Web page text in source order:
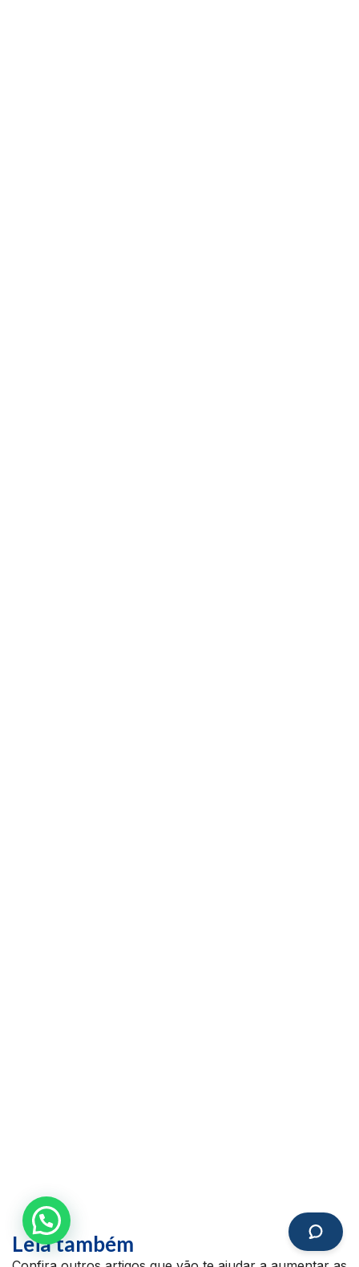
Leia também